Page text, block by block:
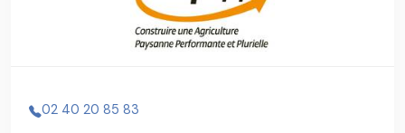
02 40 20 85 83